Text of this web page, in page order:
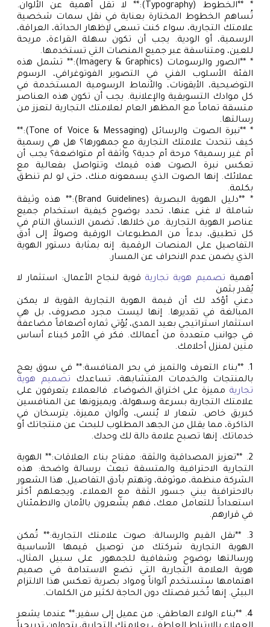
* **الخطوط (Typography):** لا تقل أهمية عن الألوان.
تُساهم الخطوط المختارة بعناية في نقل سمات شخصية
علامتك التجارية، سواء كنت تسعى لإظهار الحداثة، العراقة،
الرسمية، أو الودية. يجب أن تكون سهلة القراءة، مريحة
للعين، ومتناسقة عبر جميع المنصات التي تستخدمها.
* **الصور والرسومات (Imagery & Graphics):** تشمل هذه
الفئة الأسلوب الفني في التصوير الفوتوغرافي، الرسوم
التوضيحية، الأيقونات، والأنماط الرسومية المستخدمة في
كل موادك التسويقية والإعلانية. يجب أن تكون هذه العناصر
متسقة تماماً مع المظهر العام لعلامتك التجارية لتعزز من
رسالتها.
* **نبرة الصوت والرسائل (Tone of Voice & Messaging):**
كيف تتحدث علامتك التجارية مع جمهورها؟ هل هي رسمية
أم غير رسمية؟ مرحة أم جدية؟ واثقة أم متواضعة؟ يجب أن
تعكس نبرة الصوت هذه قيمك وتتواصل بفعالية مع
عملائك. إنها الصوت الذي يسمعونه منك، حتى لو لم تنطق
بكلمة.
* **دليل الهوية البصرية (Brand Guidelines):** هذه وثيقة
شاملة لا غنى عنها، تحدد بوضوح كيفية استخدام جميع
عناصر الهوية التجارية. من خلالها، تضمن الاتساق التام في
كل تطبيق، بدءاً من المطبوعات الورقية وصولاً إلى أدق
التفاصيل على المنصات الرقمية. إنه بمثابة دستور الهوية
الذي يضمن عدم الانحراف عن المسار.
أهمية تصميم هوية تجارية قوية لنجاح الأعمال: استثمار لا
يُقدر بثمن
دعني أؤكد لك أن قيمة الهوية التجارية القوية لا يمكن
المبالغة في تقديرها. إنها ليست مجرد مصروف، بل هي
استثمار استراتيجي بعيد المدى، يُؤتي ثماره أضعافاً مضاعفة
في جوانب متعددة من أعمالك. فكر في الأمر كبناء أساس
متين لمنزل أحلامك.
1. **بناء التعرف والتميز في بحر المنافسة:** في سوق يعج
بالمنتجات والخدمات المتشابهة، تساعدك تصميم هوية
تجارية مميزة على اختراق الضوضاء. فالعملاء يتعرفون على
علامتك التجارية بسرعة وسهولة، ويميزونها عن المنافسين
كبريق خاص. شعار لا يُنسى، وألوان مميزة، يترسخان في
الذاكرة، مما يقلل من الجهد المطلوب للبحث عن منتجاتك أو
خدماتك. إنها تصبح علامة دالة لك وحدك.
2. **تعزيز المصداقية والثقة: مفتاح بناء العلاقات:** الهوية
التجارية الاحترافية والمتسقة تبعث برسالة واضحة: هذه
الشركة منظمة، موثوقة، وتهتم بأدق التفاصيل. هذا الشعور
بالاحترافية يبني جسور الثقة مع العملاء، ويجعلهم أكثر
استعداداً للتعامل معك، فهم يشعرون بالأمان والاطمئنان
في قرارهم.
3. **نقل القيم والرسالة: صوت علامتك التجارية:** تُمكن
الهوية التجارية شركتك من توصيل قيمها الأساسية
ورسالتها بوضوح وشفافية للجمهور. على سبيل المثال،
هوية العلامة التجارية التي تضع الاستدامة في صميم
اهتمامها ستستخدم ألواناً ومواد بصرية تعكس هذا الالتزام
البيئي. إنها تُخبر قصتك دون الحاجة لكثير من الكلمات.
4. **بناء الولاء العاطفي: من عميل إلى سفير:** عندما يشعر